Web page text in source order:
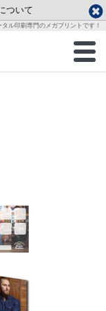
ついて
ル印刷専門のメガプリントです！